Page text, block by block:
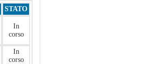
STATO
In
corso
In
corso